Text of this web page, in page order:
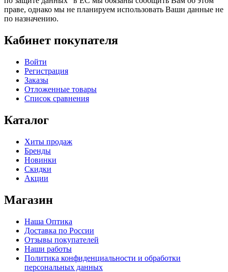
праве, однако мы не планируем использовать Ваши данные не
по назначению.
Кабинет покупателя
Войти
Регистрация
Заказы
Отложенные товары
Список сравнения
Каталог
Хиты продаж
Бренды
Новинки
Скидки
Акции
Магазин
Наша Оптика
Доставка по России
Отзывы покупателей
Наши работы
Политика конфиденциальности и обработки
персональных данных